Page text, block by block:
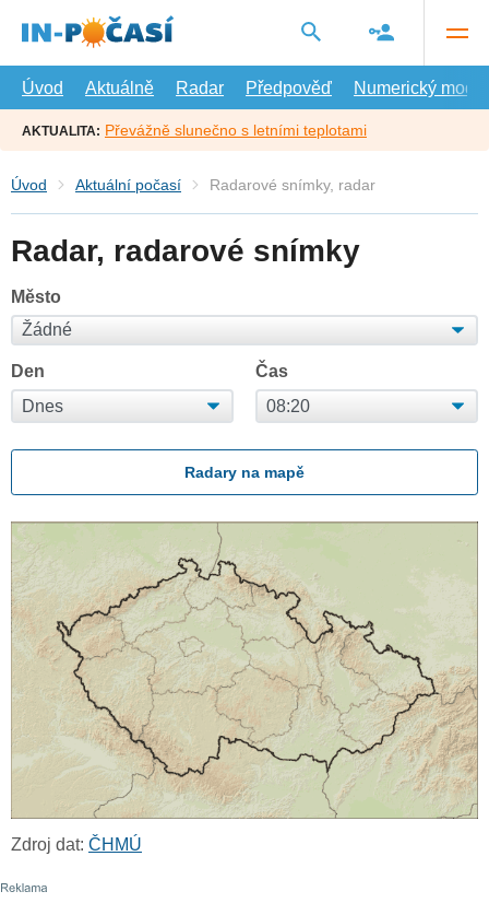
hlavní
Úvod
Aktuálně Radar Předpověď Numerický model
AKTUALITA: Převážně slunečno s letními teplotami
Úvod Aktuální počasí Radarové snímky, radar
Radar, radarové snímky
Město
Den Čas
Radary na mapě
Zdroj dat: ČHMÚ